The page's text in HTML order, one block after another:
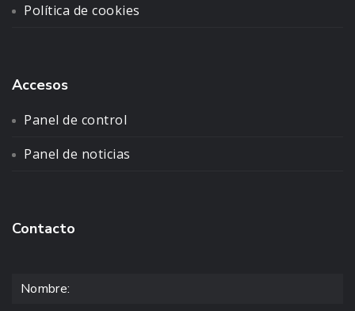
Política de cookies
Accesos
Panel de control
Panel de noticias
Contacto